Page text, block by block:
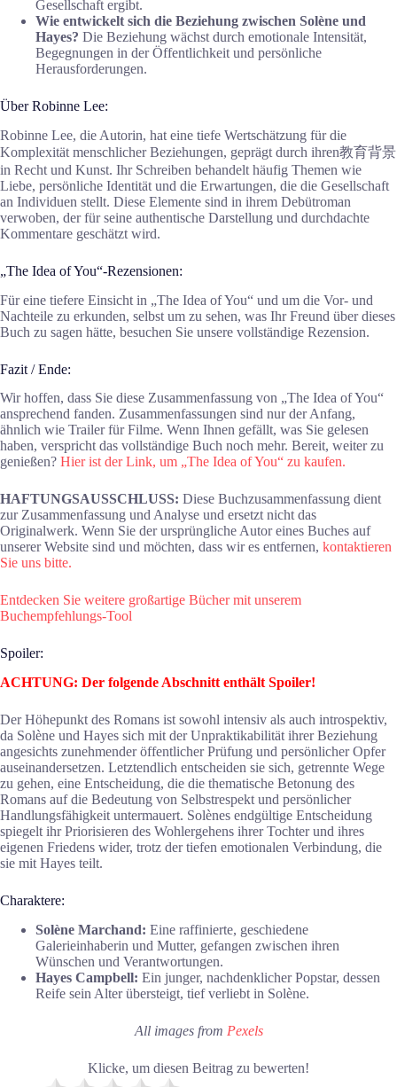
Gesellschaft ergibt.
Wie entwickelt sich die Beziehung zwischen Solène und
Hayes? Die Beziehung wächst durch emotionale Intensität,
Begegnungen in der Öffentlichkeit und persönliche
Herausforderungen.
Über Robinne Lee:
Robinne Lee, die Autorin, hat eine tiefe Wertschätzung für die
Komplexität menschlicher Beziehungen, geprägt durch ihren教育背景
in Recht und Kunst. Ihr Schreiben behandelt häufig Themen wie
Liebe, persönliche Identität und die Erwartungen, die die Gesellschaft
an Individuen stellt. Diese Elemente sind in ihrem Debütroman
verwoben, der für seine authentische Darstellung und durchdachte
Kommentare geschätzt wird.
„The Idea of You“-Rezensionen:
Für eine tiefere Einsicht in „The Idea of You“ und um die Vor- und
Nachteile zu erkunden, selbst um zu sehen, was Ihr Freund über dieses
Buch zu sagen hätte, besuchen Sie unsere vollständige Rezension.
Fazit / Ende:
Wir hoffen, dass Sie diese Zusammenfassung von „The Idea of You“
ansprechend fanden. Zusammenfassungen sind nur der Anfang,
ähnlich wie Trailer für Filme. Wenn Ihnen gefällt, was Sie gelesen
haben, verspricht das vollständige Buch noch mehr. Bereit, weiter zu
genießen? Hier ist der Link, um „The Idea of You“ zu kaufen.
HAFTUNGSAUSSCHLUSS: Diese Buchzusammenfassung dient
zur Zusammenfassung und Analyse und ersetzt nicht das
Originalwerk. Wenn Sie der ursprüngliche Autor eines Buches auf
unserer Website sind und möchten, dass wir es entfernen, kontaktieren
Sie uns bitte.
Entdecken Sie weitere großartige Bücher mit unserem
Buchempfehlungs-Tool
Spoiler:
ACHTUNG: Der folgende Abschnitt enthält Spoiler!
Der Höhepunkt des Romans ist sowohl intensiv als auch introspektiv,
da Solène und Hayes sich mit der Unpraktikabilität ihrer Beziehung
angesichts zunehmender öffentlicher Prüfung und persönlicher Opfer
auseinandersetzen. Letztendlich entscheiden sie sich, getrennte Wege
zu gehen, eine Entscheidung, die die thematische Betonung des
Romans auf die Bedeutung von Selbstrespekt und persönlicher
Handlungsfähigkeit untermauert. Solènes endgültige Entscheidung
spiegelt ihr Priorisieren des Wohlergehens ihrer Tochter und ihres
eigenen Friedens wider, trotz der tiefen emotionalen Verbindung, die
sie mit Hayes teilt.
Charaktere:
Solène Marchand: Eine raffinierte, geschiedene
Galerieinhaberin und Mutter, gefangen zwischen ihren
Wünschen und Verantwortungen.
Hayes Campbell: Ein junger, nachdenklicher Popstar, dessen
Reife sein Alter übersteigt, tief verliebt in Solène.
All images from Pexels
Klicke, um diesen Beitrag zu bewerten!